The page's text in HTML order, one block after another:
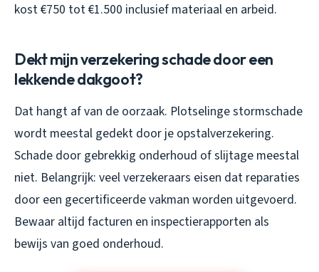
kost €750 tot €1.500 inclusief materiaal en arbeid.
Dekt mijn verzekering schade door een
lekkende dakgoot?
Dat hangt af van de oorzaak. Plotselinge stormschade
wordt meestal gedekt door je opstalverzekering.
Schade door gebrekkig onderhoud of slijtage meestal
niet. Belangrijk: veel verzekeraars eisen dat reparaties
door een gecertificeerde vakman worden uitgevoerd.
Bewaar altijd facturen en inspectierapporten als
bewijs van goed onderhoud.